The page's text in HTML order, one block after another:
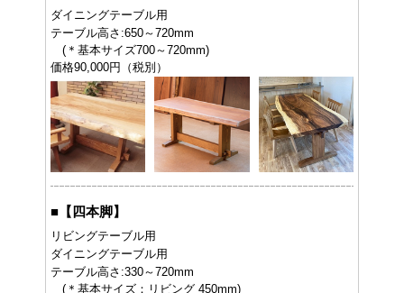
ダイニングテーブル用
テーブル高さ:650～720mm
(＊基本サイズ700～720mm)
価格90,000円（税別）
■ 【四本脚】
リビングテーブル用
ダイニングテーブル用
テーブル高さ:330～720mm
(＊基本サイズ：リビング 450mm)